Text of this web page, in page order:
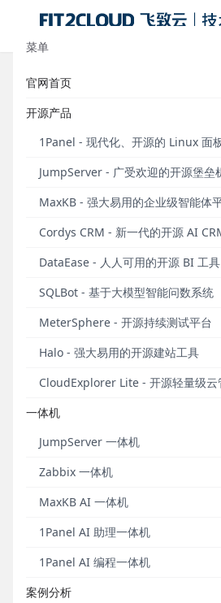
菜单
官网首页
开源产品
1Panel - 现代化、开源的 Linux 面
JumpServer - 广受欢迎的开源堡垒
MaxKB - 强大易用的企业级智能体
Cordys CRM - 新一代的开源 AI
DataEase - 人人可用的开源 BI 工具
SQLBot - 基于大模型智能问数系统
MeterSphere - 开源持续测试平台
Halo - 强大易用的开源建站工具
CloudExplorer Lite - 开源轻量级云
一体机
JumpServer 一体机
Zabbix 一体机
MaxKB AI 一体机
1Panel AI 助理一体机
1Panel AI 编程一体机
案例分析
问答精选｜
发布于 2021年04月28日
3月25日，MeterSphere开
◼︎ 测试用例支持思维导图编辑
◼︎ 接口测试支持导入JMX文
◼︎ 性能测试支持自由组合场景
◼︎ 增加报表统计功能（X-
MeterSphere产品总监王振